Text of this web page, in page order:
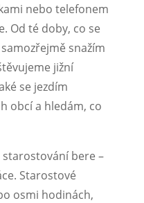
nebo telefonem
Od té doby, co se
snažím
jižní
se jezdím
obcí a hledám, co
bere –
Starostové
osmi hodinách,